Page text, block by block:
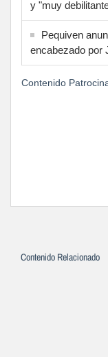
y "muy
Pequiven
encabezado por
Contenido
Contenido Relacionado